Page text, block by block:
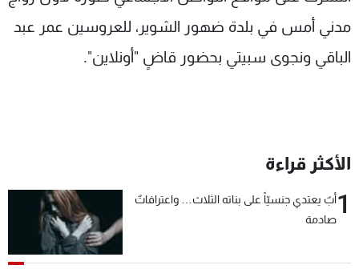
مدني أمس في بلدة ضهور الشوير، للعروسين عمر عبد
الباقي ونجوى سبيتي بحضور قاضٍ "أونلاين".
الأكثر قراءة
1أبٌ يعتدي جنسيّاً على بناته الثلاث… واعترافاتٌ
صادمة
شاهد البرامج
الترددات